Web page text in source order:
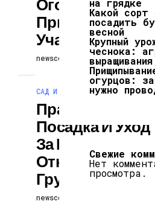
Огороде И На
Приусадебном
Участке
newscollection 16.12.2025
САД И ОГОРОД
Правильная
Посадка И Уход
За Редисом В
Открытом
Грунте
newscollection
на грядке
Какой сорт
посадить
весной
Крупный
чеснока:
выращивания
огурцов:
нужно
Свежие
Нет
просмотра.